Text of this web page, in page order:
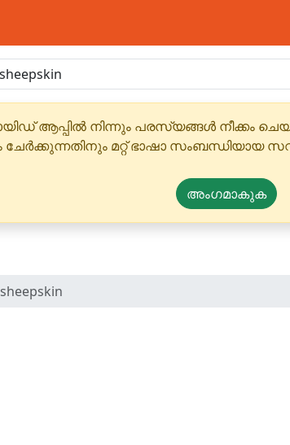
ആപ്പിൽ നിന്നും പരസ്യങ്ങൾ
മറ്റ് ഭാഷാ
അംഗമാകുക
sheepskin